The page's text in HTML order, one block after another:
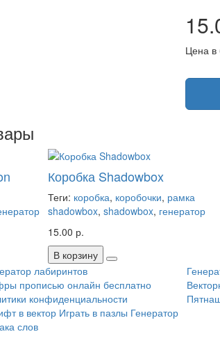
Цена в
Коробка Shadowbox
Теги: коробка, коробочки, рамка
shadowbox, shadowbox, генератор
15.00 р.
В корзину
лабиринтов
прописью онлайн бесплатно
конфиденциальности
в вектор Играть в пазлы Генератор
слов